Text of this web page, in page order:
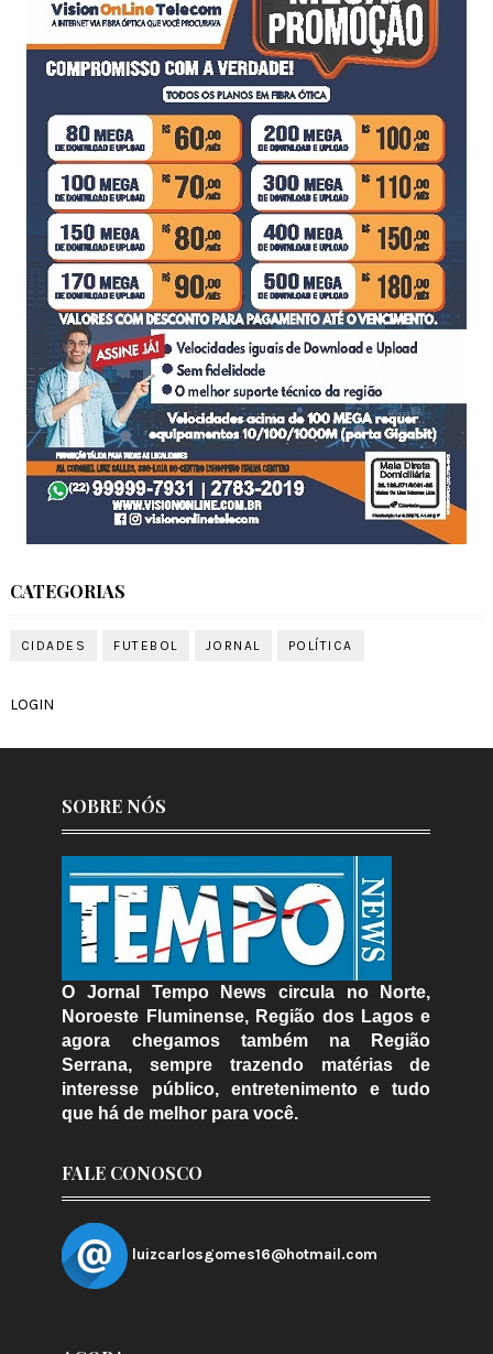
CATEGORIAS
CIDADES FUTEBOL JORNAL POLÍTICA
LOGIN
SOBRE NÓS
O Jornal Tempo News circula no Norte,
Noroeste Fluminense, Região dos Lagos e
agora chegamos também na Região
Serrana, sempre trazendo matérias de
interesse público, entretenimento e tudo
que há de melhor para você.
FALE CONOSCO
luizcarlosgomes16@hotmail.com